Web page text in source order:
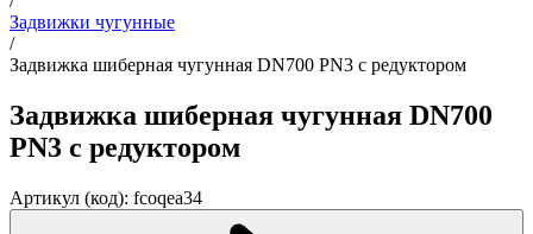
Задвижки чугунные
/
Задвижка шиберная чугунная DN700 PN3 с редуктором
Задвижка шиберная чугунная DN700
PN3 с редуктором
Артикул (код): fcoqea34